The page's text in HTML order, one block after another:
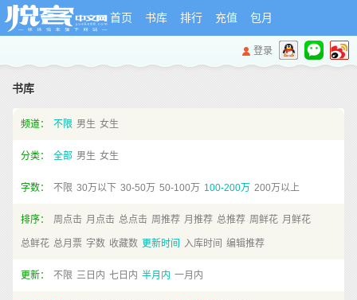
首页 书库 排行 充值 包月
登录
书库
频道： 不限 男生 女生
分类： 全部 男生 女生
字数： 不限 30万以下 30-50万 50-100万 100-200万 200万以上
排序： 周点击 月点击 总点击 周推荐 月推荐 总推荐 周鲜花 月鲜花
总鲜花 总月票 字数 收藏数 更新时间 入库时间 编辑推荐
更新： 不限 三日内 七日内 半月内 一月内